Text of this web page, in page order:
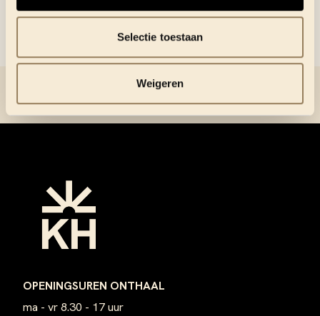
Selectie toestaan
Weigeren
OPENINGSUREN ONTHAAL
ma - vr 8.30 - 17 uur